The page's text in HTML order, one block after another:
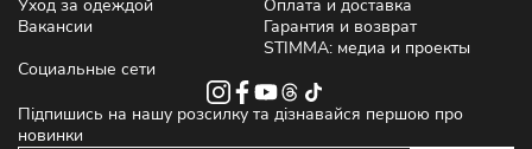
Уход за одеждой
Вакансии
Оплата и доставка
Гарантия и возврат
STIMMA: медиа и проекты
Социальные сети
Підпишись на нашу розсилку та дізнавайся першою про
новинки